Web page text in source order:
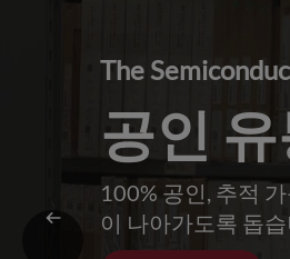
The
공인
100% 공인, 추적
이 나아가도록 돕